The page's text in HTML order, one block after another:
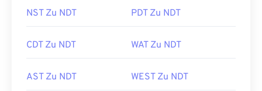
NST Zu NDT PDT Zu NDT
CDT Zu NDT WAT Zu NDT
AST Zu NDT WEST Zu NDT